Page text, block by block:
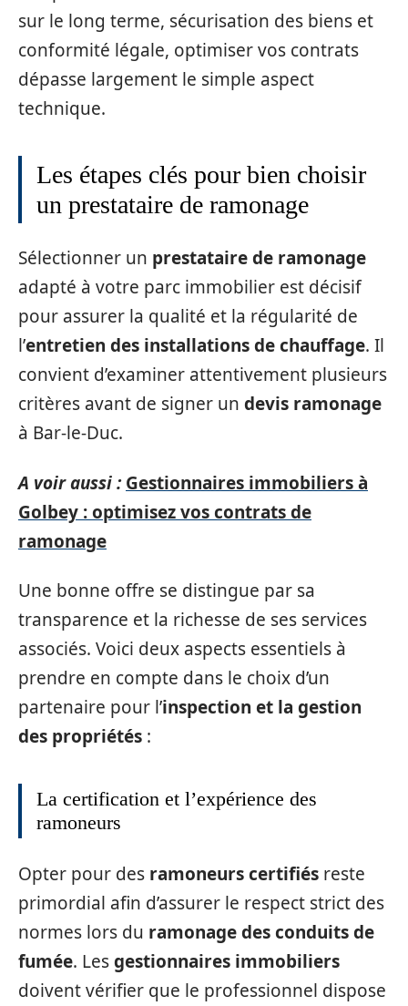
sur le long terme, sécurisation des biens et
conformité légale, optimiser vos contrats
dépasse largement le simple aspect
technique.
Les étapes clés pour bien choisir
un prestataire de ramonage
Sélectionner un prestataire de ramonage
adapté à votre parc immobilier est décisif
pour assurer la qualité et la régularité de
l’entretien des installations de chauffage. Il
convient d’examiner attentivement plusieurs
critères avant de signer un devis ramonage
à Bar-le-Duc.
A voir aussi : Gestionnaires immobiliers à
Golbey : optimisez vos contrats de
ramonage
Une bonne offre se distingue par sa
transparence et la richesse de ses services
associés. Voici deux aspects essentiels à
prendre en compte dans le choix d’un
partenaire pour l’inspection et la gestion
des propriétés :
La certification et l’expérience des
ramoneurs
Opter pour des ramoneurs certifiés reste
primordial afin d’assurer le respect strict des
normes lors du ramonage des conduits de
fumée. Lesgestionnaires immobiliers
doivent vérifier que le professionnel dispose